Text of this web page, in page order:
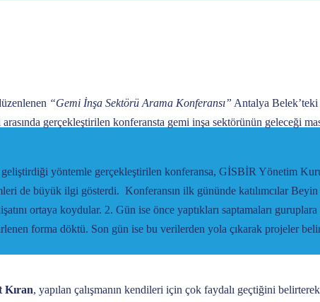
“Gemi İnşa Sektörü Arama Konferansı” Antalya
gerçekleştirilen konferansta gemi inşa sektörünün geleceği
geliştirdiği yöntemle gerçekleştirilen konferansa, GİSBİR Yönetim
de büyük ilgi gösterdi. Konferansın ilk gününde katılımcılar Beyin
ortaya koydular. 2. Gün ise önce yaptıkları saptamaları guruplara
forma döktü. Son gün ise bu verilerden yola çıkarak projeler
Kıran, yapılan çalışmanın kendileri için çok faydalı geçtiğini